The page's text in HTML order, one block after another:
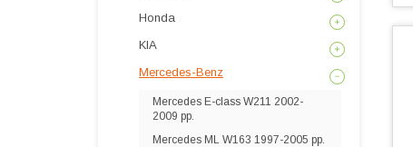
Honda
KIA
Mercedes-Benz
Mercedes E-сlass W211 2002-
2009 рр.
Mercedes ML W163 1997-2005 рр.